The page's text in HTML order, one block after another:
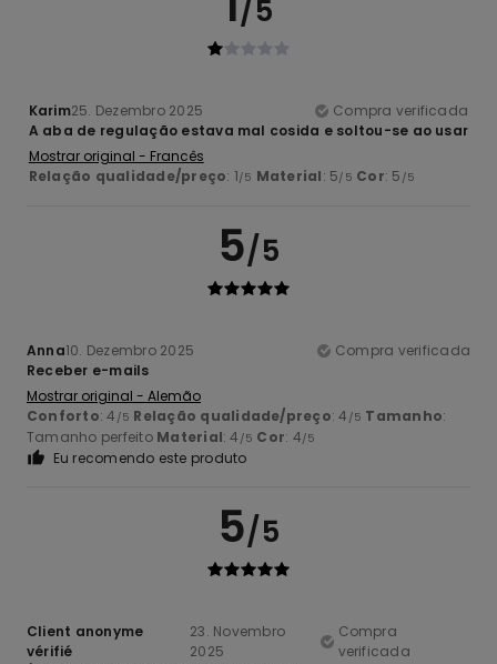
/5
Karim25. Dezembro 2025
Compra verificada
A aba de regulação estava mal cosida e soltou-se ao usar
Mostrar original - Francês
Relação qualidade/preço: 1/5 Material: 5/5 Cor: 5 /5
5/5
Anna10. Dezembro 2025
Compra verificada
Receber e-mails
Mostrar original - Alemão
Conforto: 4 /5 Relação qualidade/preço: 4 /5 Tamanho:
Tamanho perfeito Material: 4 /5 Cor: 4/5
Eu recomendo este produto
5/5
Client anonyme
vérifié
23. Novembro
2025
Compra
verificada